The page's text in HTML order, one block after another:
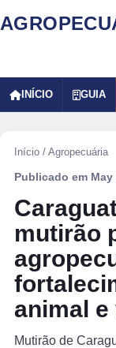
INÍCIO GUIA
Início / Agropecuária
Publicado em May
mutirão
animal e
Mutirão de